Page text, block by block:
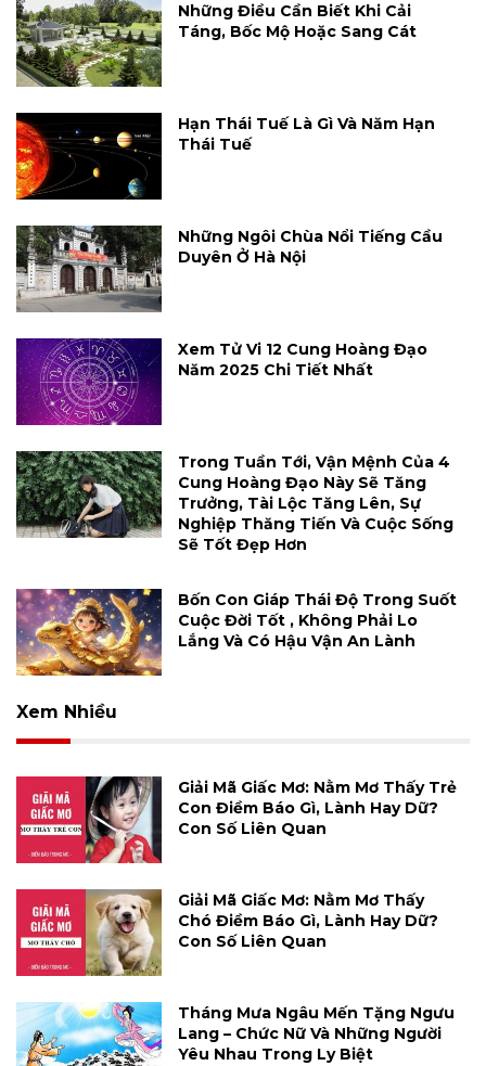
Những Điều Cần Biết Khi Cải
Táng, Bốc Mộ Hoặc Sang Cát
Hạn Thái Tuế Là Gì Và Năm Hạn
Thái Tuế
Những Ngôi Chùa Nổi Tiếng Cầu
Duyên Ở Hà Nội
Xem Tử Vi 12 Cung Hoàng Đạo
Năm 2025 Chi Tiết Nhất
Trong Tuần Tới, Vận Mệnh Của 4
Cung Hoàng Đạo Này Sẽ Tăng
Trưởng, Tài Lộc Tăng Lên, Sự
Nghiệp Thăng Tiến Và Cuộc Sống
Sẽ Tốt Đẹp Hơn
Bốn Con Giáp Thái Độ Trong Suốt
Cuộc Đời Tốt , Không Phải Lo
Lắng Và Có Hậu Vận An Lành
Xem Nhiều
Giải Mã Giấc Mơ: Nằm Mơ Thấy Trẻ
Con Điềm Báo Gì, Lành Hay Dữ?
Con Số Liên Quan
Giải Mã Giấc Mơ: Nằm Mơ Thấy
Chó Điềm Báo Gì, Lành Hay Dữ?
Con Số Liên Quan
Tháng Mưa Ngâu Mến Tặng Ngưu
Lang – Chức Nữ Và Những Người
Yêu Nhau Trong Ly Biệt